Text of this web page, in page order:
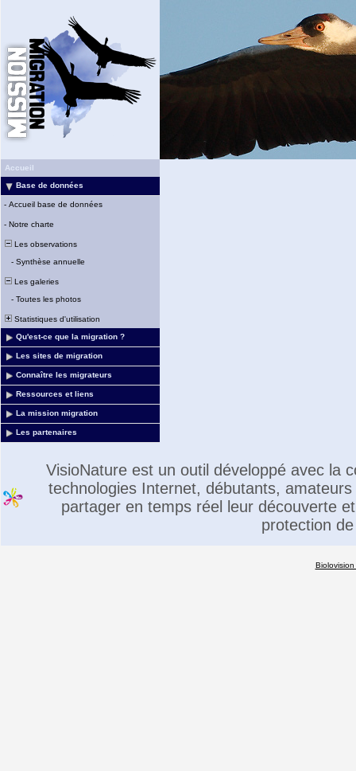
Accueil
Base de données
- Accueil base de données
- Notre charte
Les observations
- Synthèse annuelle
Les galeries
- Toutes les photos
Statistiques d'utilisation
Qu'est-ce que la migration ?
Les sites de migration
Connaître les migrateurs
Ressources et liens
La mission migration
Les partenaires
VisioNature est un outil développé avec la
technologies Internet, débutants,
partager en temps réel leur découverte
protection
Biolovision